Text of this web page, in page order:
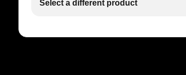
Select a different product